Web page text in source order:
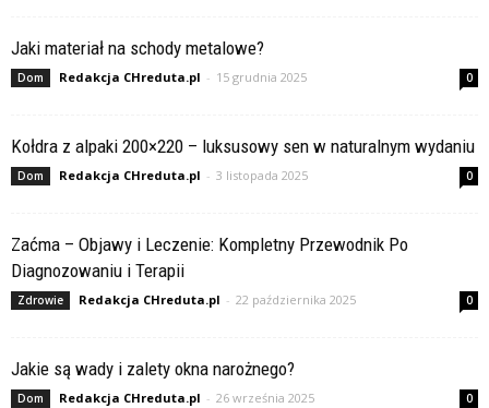
Jaki materiał na schody metalowe?
Dom Redakcja CHreduta.pl - 15 grudnia 2025 0
Kołdra z alpaki 200×220 – luksusowy sen w naturalnym wydaniu
Dom Redakcja CHreduta.pl - 3 listopada 2025 0
Zaćma – Objawy i Leczenie: Kompletny Przewodnik Po
Diagnozowaniu i Terapii
Zdrowie Redakcja CHreduta.pl - 22 października 2025 0
Jakie są wady i zalety okna narożnego?
Dom Redakcja CHreduta.pl - 26 września 2025 0